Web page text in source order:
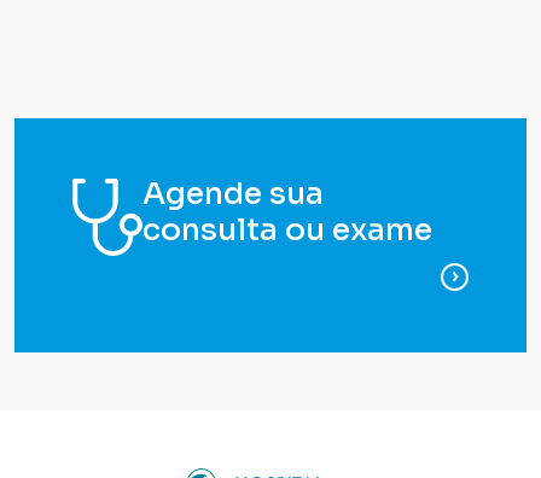
Agende sua
consulta ou exame
para